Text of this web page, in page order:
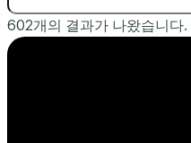
기 t
o
색
602개의 결과가 나왔습니다.